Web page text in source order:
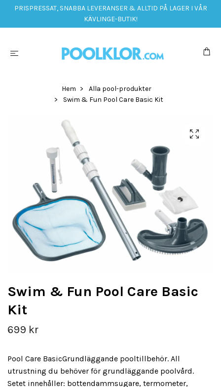
PRISPRESSAT, SNABBA LEVERANSER & ALLTID PÅ LAGER I VÅR
KÄVLINGE-BUTIK!
Hem
Alla pool-produkter
Swim & Fun Pool Care Basic Kit
Swim & Fun Pool Care Basic
Kit
699 kr
Pool Care BasicGrundläggande pooltillbehör. All
utrustning du behöver för grundläggande poolvård.
Setet innehåller: bottendammsugare, termometer,